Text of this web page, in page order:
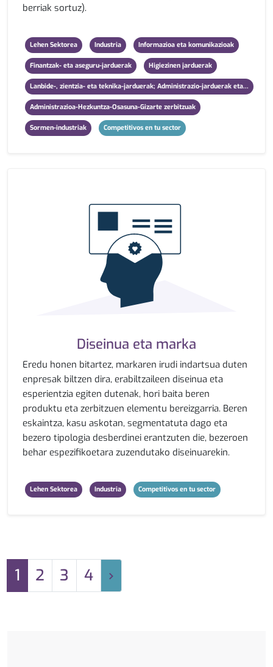
berriak sortuz).
Lehen Sektorea Industria Informazioa eta komunikazioak
Finantzak- eta aseguru-jarduerak Higiezinen jarduerak
Lanbide-, zientzia- eta teknika-jarduerak; Administrazio-jarduerak eta...
Administrazioa-Hezkuntza-Osasuna-Gizarte zerbitzuak
Sormen-industriak Competitivos en tu sector
Diseinua eta marka
Eredu honen bitartez, markaren irudi indartsua duten
enpresak biltzen dira, erabiltzaileen diseinua eta
esperientzia egiten dutenak, hori baita beren
produktu eta zerbitzuen elementu bereizgarria. Beren
eskaintza, kasu askotan, segmentatuta dago eta
bezero tipologia desberdinei erantzuten die, bezeroen
behar espezifikoetara zuzendutako diseinuarekin.
Lehen Sektorea Industria Competitivos en tu sector
1 2 3 4 ›